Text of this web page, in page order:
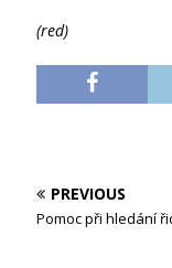
(red)
PREVIOUS
Pomoc při hledání